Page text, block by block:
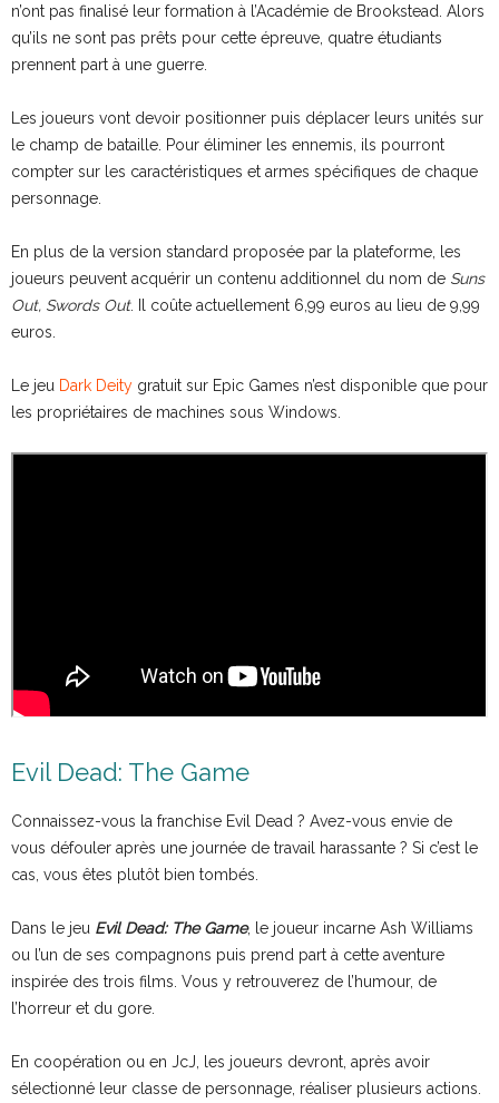
n’ont pas finalisé leur formation à l’Académie de Brookstead. Alors
qu’ils ne sont pas prêts pour cette épreuve, quatre étudiants
prennent part à une guerre.
Les joueurs vont devoir positionner puis déplacer leurs unités sur
le champ de bataille. Pour éliminer les ennemis, ils pourront
compter sur les caractéristiques et armes spécifiques de chaque
personnage.
En plus de la version standard proposée par la plateforme, les
joueurs peuvent acquérir un contenu additionnel du nom de Suns
Out, Swords Out. Il coûte actuellement 6,99 euros au lieu de 9,99
euros.
Le jeu Dark Deity gratuit sur Epic Games n’est disponible que pour
les propriétaires de machines sous Windows.
Evil Dead: The Game
Connaissez-vous la franchise Evil Dead ? Avez-vous envie de
vous défouler après une journée de travail harassante ? Si c’est le
cas, vous êtes plutôt bien tombés.
Dans le jeu Evil Dead: The Game, le joueur incarne Ash Williams
ou l’un de ses compagnons puis prend part à cette aventure
inspirée des trois films. Vous y retrouverez de l’humour, de
l’horreur et du gore.
En coopération ou en JcJ, les joueurs devront, après avoir
sélectionné leur classe de personnage, réaliser plusieurs actions.